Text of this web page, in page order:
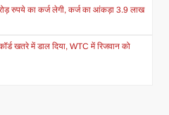
रुपये का कर्ज लेगी, कर्ज का आंकड़ा 3.9 लाख
खतरे में डाल दिया, WTC में रिजवान को